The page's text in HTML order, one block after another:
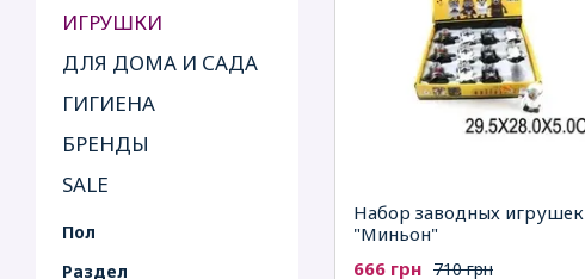
Набор заводных игрушек
"Миньон"
710 грн
666 грн
ИГРУШКИ
ДЛЯ ДОМА И САДА
ГИГИЕНА
БРЕНДЫ
SALE
Пол
Раздел